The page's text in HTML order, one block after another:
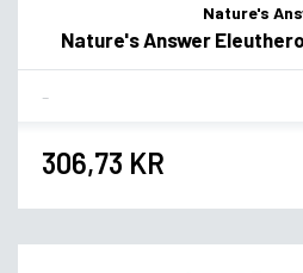
Nature's
Nature's Answer
306,73 KR